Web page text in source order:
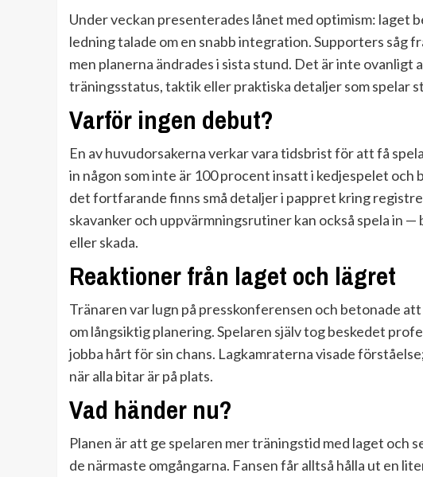
Under veckan presenterades lånet med optimism: laget
ledning talade om en snabb integration. Supporters såg
men planerna ändrades i sista stund. Det är inte ovanligt
träningsstatus, taktik eller praktiska detaljer som spelar
Varför ingen debut?
En av huvudorsakerna verkar vara tidsbrist för att få
in någon som inte är 100 procent insatt i kedjespelet
det fortfarande finns små detaljer i pappret kring
skavanker och uppvärmningsrutiner kan också spela in
eller skada.
Reaktioner från laget och lägret
Tränaren var lugn på presskonferensen och betonade
om långsiktig planering. Spelaren själv tog beskedet
jobba hårt för sin chans. Lagkamraterna visade
när alla bitar är på plats.
Vad händer nu?
Planen är att ge spelaren mer träningstid med laget och
de närmaste omgångarna. Fansen får alltså hålla ut en